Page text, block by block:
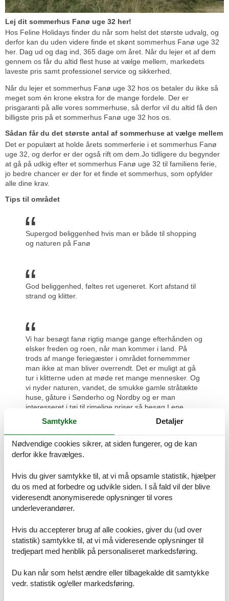
Lej dit sommerhus Fanø uge 32 her!
Hos Feline Holidays finder du når som helst det største udvalg, og
derfor kan du uden videre finde et skønt sommerhus Fanø uge 32
her. Dag ud og dag ind, 365 dage om året. Når du lejer et af dem
gennem os får du altid flest huse at vælge mellem, markedets
laveste pris samt professionel service og sikkerhed.
Når du lejer et sommerhus Fanø uge 32 hos os betaler du ikke så
meget som én krone ekstra for de mange fordele. Der er
prisgaranti på alle vores sommerhuse, så derfor vil du altid få den
billigste pris på et sommerhus Fanø uge 32 hos os.
Sådan får du det største antal af sommerhuse at vælge mellem
Det er populært at holde årets sommerferie i et sommerhus Fanø
uge 32, og derfor er der også rift om dem.Jo tidligere du begynder
at gå på udkig efter et sommerhus Fanø uge 32 til familiens ferie,
jo bedre chancer er der for et finde et sommerhus, som opfylder
alle dine krav.
Tips til området
Supergod beliggenhed hvis man er både til shopping
og naturen på Fanø
God beliggenhed, føltes ret ugeneret. Kort afstand til
strand og klitter.
Vi har besøgt fanø rigtig mange gange efterhånden og
elsker freden og roen, når man kommer i land. På
trods af mange feriegæster i området fornemmmer
man ikke at man bliver overrendt. Det er muligt at gå
tur i klitterne uden at møde ret mange mennesker. Og
vi nyder naturen, vandet, de smukke gamle stråtækte
huse, gåture i Sønderho og Nordby og er man
interesseret i tøj til rimelige priser så besøg Lene
Vemb i Nordby.
Det er meget charmerende med kaniner, dådyr og
Prisgaranti og kundeservice
Når du har fundet det sommerhus Fanø uge 32, som skal danne
rammen om familiens ferie, kan du straks booke det direkte over
står inde for at der ikke er ét eneste af de andre
udlejningsbureauer, som udlejer dit foretrukne sommerhus Fanø
uge 32 til en pris, som er lavere end vores.
Skulle der en sjælden gang ske en fejl i vores priskontrol,
refunderer vi dig hele differencen. Beløbet vil blive indsat
simpelthen på din konto.
Samtykke Detaljer
Nødvendige cookies sikrer, at siden fungerer, og de kan
derfor ikke fravælges.
Hvis du giver samtykke til, at vi må opsamle statistik, hjælper
du os med at forbedre og udvikle siden. I så fald vil der blive
videresendt anonymiserede oplysninger til vores
underleverandører.
Hvis du accepterer brug af alle cookies, giver du (ud over
statistik) samtykke til, at vi må videresende oplysninger til
tredjepart med henblik på personaliseret markedsføring.
Du kan når som helst ændre eller tilbagekalde dit samtykke
vedr. statistik og/eller markedsføring.